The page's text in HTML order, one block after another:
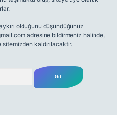
olduğunu düşündüğünüz
adresine bildirmeniz halinde,
kaldırılacaktır.